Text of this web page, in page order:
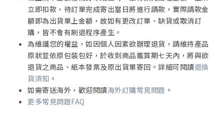
立即扣款，待訂單完成寄出當日將進行請款，實際請款金
額即為出貨單上金額，故如有更改訂單、缺貨或取消訂
購，皆不會有刷退程序產生。
為維護您的權益，如因個人因素欲辦理退貨，請維持產品
原狀並依原包裝包好，於收到商品鑑賞期七天內，將與欲
退貨之商品、紙本發票及原出貨單寄回。詳細可閱讀退換
貨須知 。
如需寄送海外，歡迎閱讀海外訂購常見問題 。
更多常見問題FAQ